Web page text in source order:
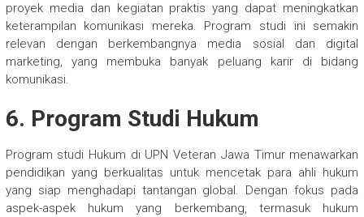
proyek media dan kegiatan praktis yang dapat meningkatkan
keterampilan komunikasi mereka. Program studi ini semakin
relevan dengan berkembangnya media sosial dan digital
marketing, yang membuka banyak peluang karir di bidang
komunikasi.
6. Program Studi Hukum
Program studi Hukum di UPN Veteran Jawa Timur menawarkan
pendidikan yang berkualitas untuk mencetak para ahli hukum
yang siap menghadapi tantangan global. Dengan fokus pada
aspek-aspek hukum yang berkembang, termasuk hukum